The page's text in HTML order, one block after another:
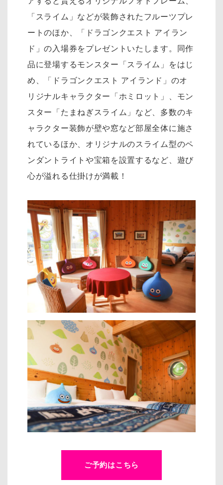
「スライム」などが装飾されたフルーツプレ
ートのほか、「ドラゴンクエスト アイラン
ド」の入場券をプレゼントいたします。同作
品に登場するモンスター「スライム」をはじ
め、「ドラゴンクエスト アイランド」のオ
リジナルキャラクター「ホミロット」、モン
スター「たまねぎスライム」など、多数のキ
ャラクター装飾が壁や窓など部屋全体に施さ
れているほか、オリジナルのスライム型のペ
ンダントライトや宝箱を設置するなど、遊び
心が溢れる仕掛けが満載！
ご予約はこちら